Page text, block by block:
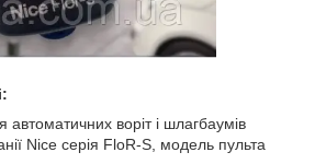
автоматичних воріт і шлагбаумів
Nice серія FloR-S, модель пульта